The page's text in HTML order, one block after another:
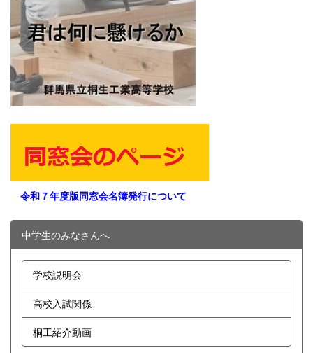
令和７年度版同窓会名簿発行について
中学生のみなさんへ
学校説明会
高校入試関係
桐工紹介動画